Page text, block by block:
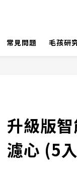
常見問題 毛孩研
升級版
濾心 (5